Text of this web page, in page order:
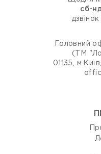
сб-
Головний
(ТМ
01135,